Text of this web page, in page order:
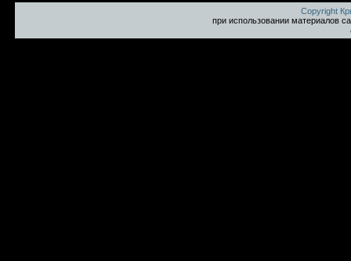
Copyright
при использовании материалов